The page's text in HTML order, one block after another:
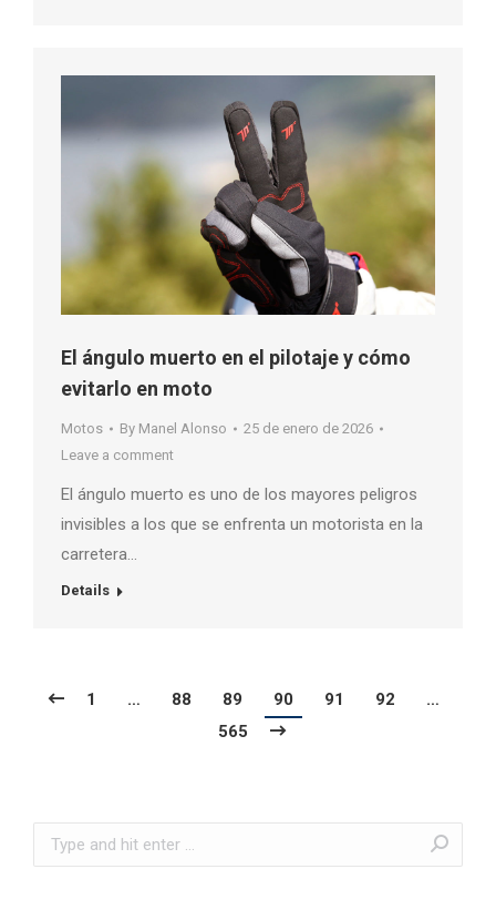
El ángulo muerto en el pilotaje y cómo
evitarlo en moto
Motos By Manel Alonso
25 de enero de 2026
Leave a comment
El ángulo muerto es uno de los mayores peligros
invisibles a los que se enfrenta un motorista en la
carretera…
Details
1 … 88 89 90 91 92
…
565
Search: